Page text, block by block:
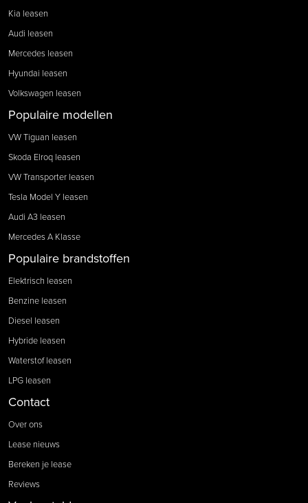
Kia leasen
Audi leasen
Mercedes leasen
Hyundai leasen
Volkswagen leasen
Populaire modellen
VW Tiguan leasen
Skoda Elroq leasen
VW Transporter leasen
Tesla Model Y leasen
Audi A3 leasen
Mercedes A Klasse
Populaire brandstoffen
Elektrisch leasen
Benzine leasen
Diesel leasen
Hybride leasen
Waterstof leasen
LPG leasen
Contact
Over ons
Lease nieuws
Bereken je lease
Reviews